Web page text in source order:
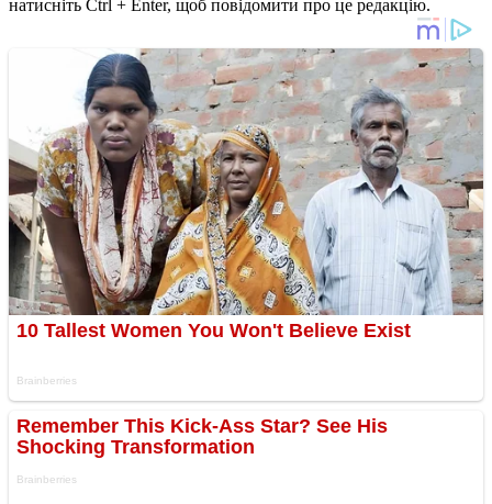
натисніть Ctrl + Enter, щоб повідомити про це редакцію.